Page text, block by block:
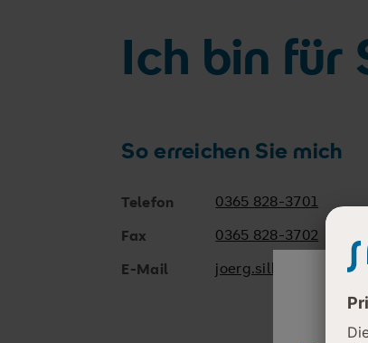
Ich bin für
So erreichen Sie mich
Telefon
0365 828-3701
Fax
0365 828-3702
E-Mail